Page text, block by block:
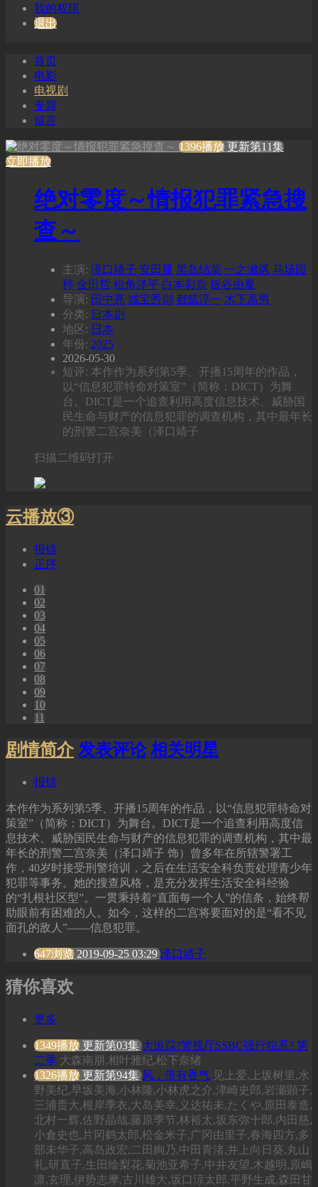
我的权限
退出
首页
电影
电视剧
专题
留言
1396播放 更新第11集
立即播放
绝对零度～情报犯罪紧急搜
查～
主演: 泽口靖子 安田显 黑岛结菜 一之濑飒 马场园
梓 金田哲 松角洋平 白本彩奈 板谷由夏
导演: 田中亮 城宝秀则 都筑淳一 木下高男
分类: 日本剧
地区: 日本
年份: 2025
2026-05-30
短评: 本作作为系列第5季、开播15周年的作品，
以“信息犯罪特命对策室”（简称：DICT）为舞
台。DICT是一个追查利用高度信息技术、威胁国
民生命与财产的信息犯罪的调查机构，其中最年长
的刑警二宫奈美（泽口靖子
扫描二维码打开
云播放③
报错
正序
01
02
03
04
05
06
07
08
09
10
11
剧情简介 发表评论 相关明星
报错
本作作为系列第5季、开播15周年的作品，以“信息犯罪特命对
策室”（简称：DICT）为舞台。DICT是一个追查利用高度信
息技术、威胁国民生命与财产的信息犯罪的调查机构，其中最
年长的刑警二宫奈美（泽口靖子 饰）曾多年在所辖警署工
作，40岁时接受刑警培训，之后在生活安全科负责处理青少年
犯罪等事务。她的搜查风格，是充分发挥生活安全科经验
的“扎根社区型”。一贯秉持着“直面每一个人”的信条，始终帮
助眼前有困难的人。如今，这样的二宫将要面对的是“看不见
面孔的敌人”——信息犯罪。
647浏览 2019-09-25 03:29 泽口靖子
猜你喜欢
更多
1349播放 更新第03集 大追踪?警视厅SSBC强行犯系? 第
二季 大森南朋,相叶雅纪,松下奈绪
1326播放 更新第94集 风，带有香气 见上爱,上坂树里,水
野美纪,早坂美海,小林隆,小林虎之介,津崎史郎,岩瀬顕子,
三浦贵大,根岸季衣,大岛美幸,义达祐未,たくや,原田泰造,
北村一辉,佐野晶哉,藤原季节,林裕太,坂东弥十郎,内田慈,
小倉史也,片冈鹤太郎,松金米子,广冈由里子,春海四方,多
部未华子,高岛政宏,二田絢乃,中田青渚,井上向日葵,丸山
礼,研直子,生田绘梨花,菊池亚希子,中井友望,木越明,原嶋
凛,玄理,伊势志摩,古川雄大,坂口涼太郎,平野生成,森田甘